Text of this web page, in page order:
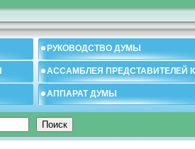
РУКОВОДСТВО ДУМЫ
АССАМБЛЕЯ ПРЕДСТАВИТЕЛЕЙ
АППАРАТ ДУМЫ